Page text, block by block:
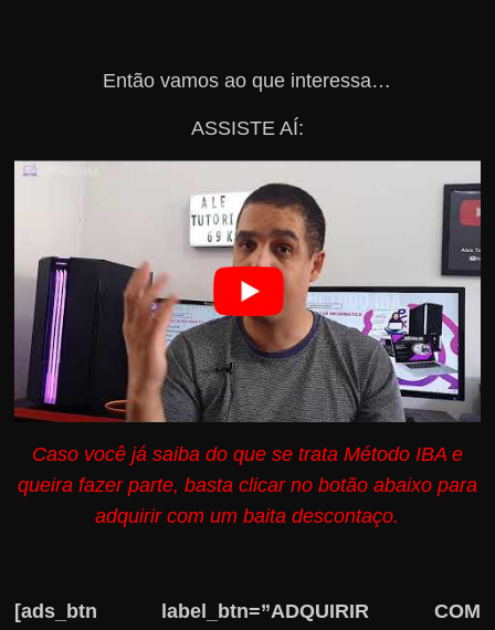
Então vamos ao que interessa…
ASSISTE AÍ:
Caso você já saiba do que se trata Método IBA e
queira fazer parte, basta clicar no botão abaixo para
adquirir com um baita descontaço.
[ads_btn label_btn=”ADQUIRIR COM